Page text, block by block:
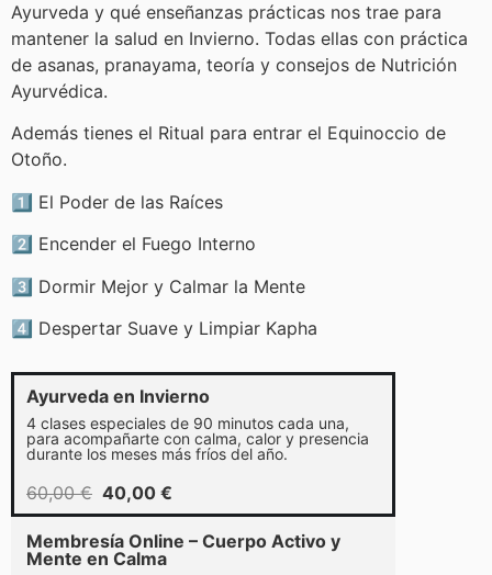
Ayurveda y qué enseñanzas prácticas nos trae para
mantener la salud en Invierno. Todas ellas con práctica
de asanas, pranayama, teoría y consejos de Nutrición
Ayurvédica.
Además tienes el Ritual para entrar el Equinoccio de
Otoño.
1️⃣ El Poder de las Raíces
2️⃣ Encender el Fuego Interno
3️⃣ Dormir Mejor y Calmar la Mente
4️⃣ Despertar Suave y Limpiar Kapha
Ayurveda en Invierno
4 clases especiales de 90 minutos cada una,
para acompañarte con calma, calor y presencia
durante los meses más fríos del año.
60,00€ 40,00 €
Membresía Online – Cuerpo Activo y
Mente en Calma